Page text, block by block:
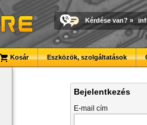
Kérdése van? »
Kosár Eszközök, szolgáltatások
Bejelentkezés
E-mail cím